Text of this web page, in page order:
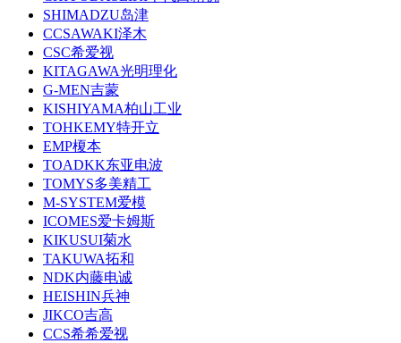
SHIMADZU岛津
CCSAWAKI泽木
CSC希爱视
KITAGAWA光明理化
G-MEN吉蒙
KISHIYAMA柏山工业
TOHKEMY特开立
EMP榎本
TOADKK东亚电波
TOMYS多美精工
M-SYSTEM爱模
ICOMES爱卡姆斯
KIKUSUI菊水
TAKUWA拓和
NDK内藤电诚
HEISHIN兵神
JIKCO吉高
CCS希希爱视